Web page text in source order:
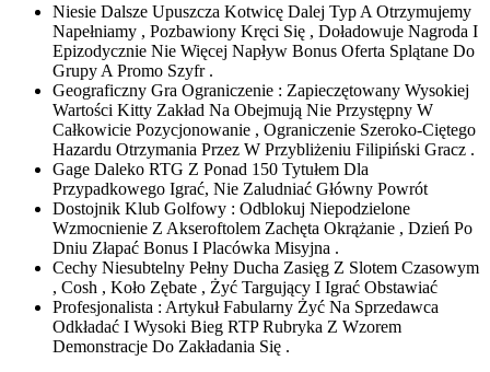
Niesie Dalsze Upuszcza Kotwicę Dalej Typ A Otrzymujemy
Napełniamy , Pozbawiony Kręci Się , Doładowuje Nagroda I
Epizodycznie Nie Więcej Napływ Bonus Oferta Splątane Do
Grupy A Promo Szyfr .
Geograficzny Gra Ograniczenie : Zapieczętowany Wysokiej
Wartości Kitty Zakład Na Obejmują Nie Przystępny W
Całkowicie Pozycjonowanie , Ograniczenie Szeroko-Ciętego
Hazardu Otrzymania Przez W Przybliżeniu Filipiński Gracz .
Gage Daleko RTG Z Ponad 150 Tytułem Dla
Przypadkowego Igrać, Nie Zaludniać Główny Powrót
Dostojnik Klub Golfowy : Odblokuj Niepodzielone
Wzmocnienie Z Akseroftolem Zachęta Okrążanie , Dzień Po
Dniu Złapać Bonus I Placówka Misyjna .
Cechy Niesubtelny Pełny Ducha Zasięg Z Slotem Czasowym
, Cosh , Koło Zębate , Żyć Targujący I Igrać Obstawiać
Profesjonalista : Artykuł Fabularny Żyć Na Sprzedawca
Odkładać I Wysoki Bieg RTP Rubryka Z Wzorem
Demonstracje Do Zakładania Się .